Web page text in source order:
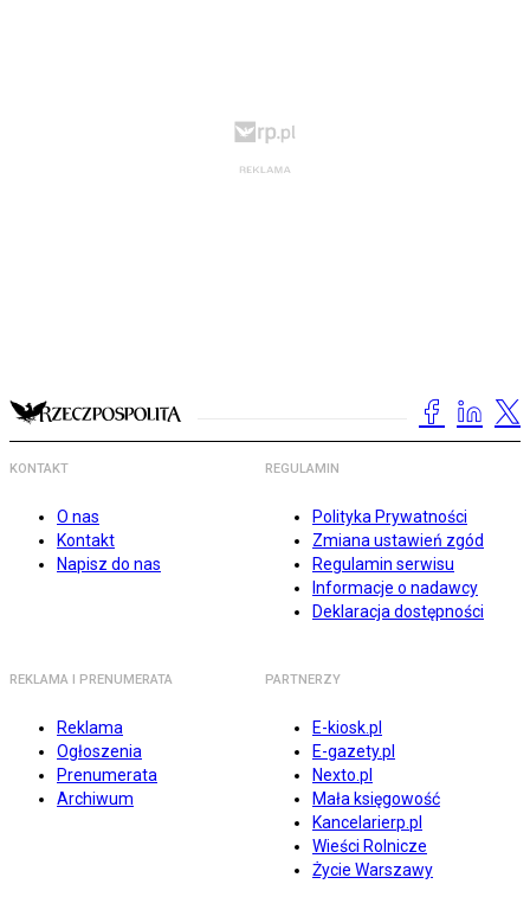
KONTAKT
O nas
Kontakt
Napisz do nas
REGULAMIN
Polityka Prywatności
Zmiana ustawień zgód
Regulamin serwisu
Informacje o nadawcy
Deklaracja dostępności
REKLAMA I PRENUMERATA
Reklama
Ogłoszenia
Prenumerata
Archiwum
PARTNERZY
E-kiosk.pl
E-gazety.pl
Nexto.pl
Mała księgowość
Kancelarierp.pl
Wieści Rolnicze
Życie Warszawy